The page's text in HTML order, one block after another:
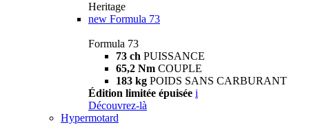
Heritage
new Formula 73
Formula 73
73 ch PUISSANCE
65,2 Nm COUPLE
183 kg POIDS SANS CARBURANT
Édition limitée épuisée i
Découvrez-là
Hypermotard